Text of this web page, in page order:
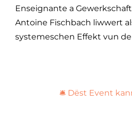
Enseignante a
Antoine Fischbach liwwert
systemeschen Effekt vun
🛎️ Dëst Event